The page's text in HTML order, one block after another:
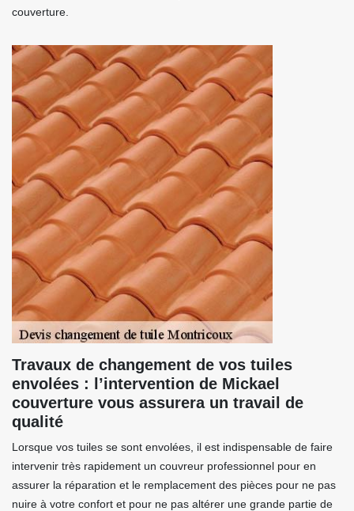
couverture.
Travaux de changement de vos tuiles
envolées : l’intervention de Mickael
couverture vous assurera un travail de
qualité
Lorsque vos tuiles se sont envolées, il est indispensable de faire
intervenir très rapidement un couvreur professionnel pour en
assurer la réparation et le remplacement des pièces pour ne pas
nuire à votre confort et pour ne pas altérer une grande partie de